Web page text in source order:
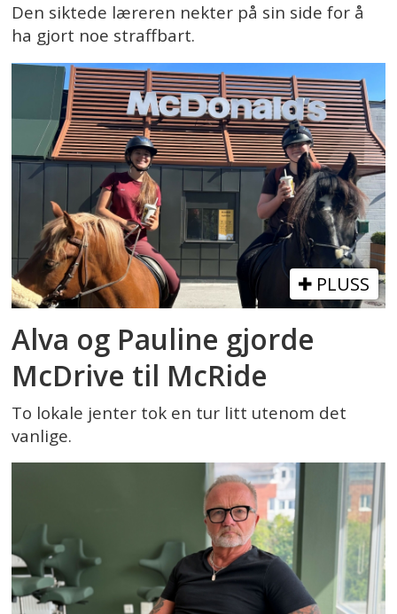
Den siktede læreren nekter på sin side for å
ha gjort noe straffbart.
PLUSS
Alva og Pauline gjorde
McDrive til McRide
To lokale jenter tok en tur litt utenom det
vanlige.